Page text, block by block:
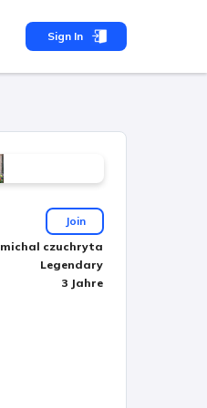
Sign In
Join
michal czuchryta
Legendary
3 Jahre